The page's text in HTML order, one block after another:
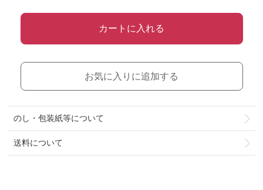
カートに入れる
お気に入りに追加する
のし・包装紙等について
送料について